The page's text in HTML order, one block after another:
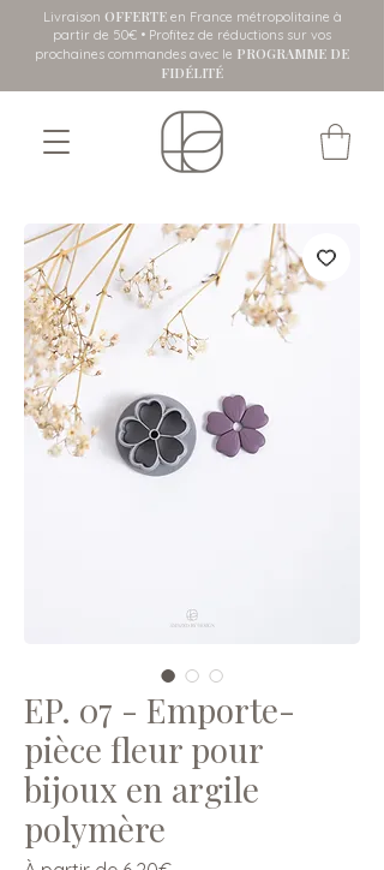
Livraison OFFERTEen France métropolitaine à
partir de 50€ • Profitez de réductions sur vos
prochaines commandes avec le PROGRAMME DE
FIDÉLITÉ
EP. 07 - Emporte-
pièce fleur pour
bijoux en argile
polymère